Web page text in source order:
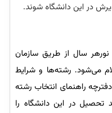
در این دانشگاه شوند.
نورهر سال از طریق سازمان
می‌شود. رشته‌ها و شرایط
راهنمای انتخاب رشته
تحصیل در این دانشگاه را